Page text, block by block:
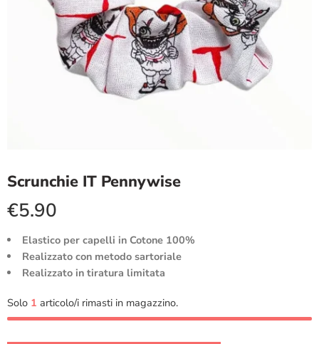
Scrunchie IT Pennywise
€5.90
Elastico per capelli in Cotone 100%
Realizzato con metodo sartoriale
Realizzato in tiratura limitata
Solo 1 articolo/i rimasti in magazzino.